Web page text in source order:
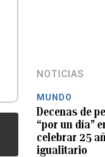
NOTICIAS
MUNDO
Decenas de
“por un día”
celebrar 25
igualitario